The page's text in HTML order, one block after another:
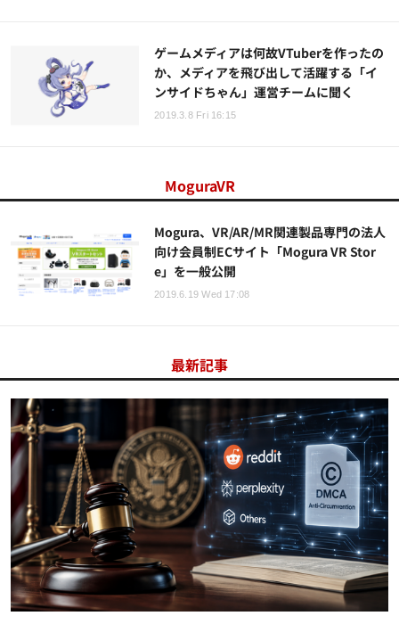
ゲームメディアは何故VTuberを作ったの
か、メディアを飛び出して活躍する「イ
ンサイドちゃん」運営チームに聞く
2019.3.8 Fri 16:15
MoguraVR
Mogura、VR/AR/MR関連製品専門の法人
向け会員制ECサイト「Mogura VR Stor
e」を一般公開
2019.6.19 Wed 17:08
最新記事